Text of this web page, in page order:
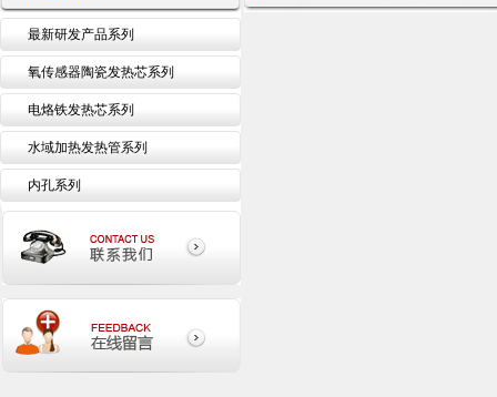
最新研发产品系列
氧传感器陶瓷发热芯系列
电烙铁发热芯系列
水域加热发热管系列
内孔系列